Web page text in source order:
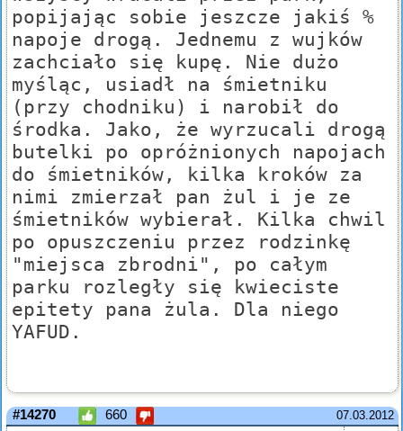
popijając sobie jeszcze jakiś %
napoje drogą. Jednemu z wujków
zachciało się kupę. Nie dużo
myśląc, usiadł na śmietniku
(przy chodniku) i narobił do
środka. Jako, że wyrzucali drogą
butelki po opróżnionych napojach
do śmietników, kilka kroków za
nimi zmierzał pan żul i je ze
śmietników wybierał. Kilka chwil
po opuszczeniu przez rodzinkę
"miejsca zbrodni", po całym
parku rozległy się kwieciste
epitety pana żula. Dla niego
YAFUD.
07.03.2012
#14270 660